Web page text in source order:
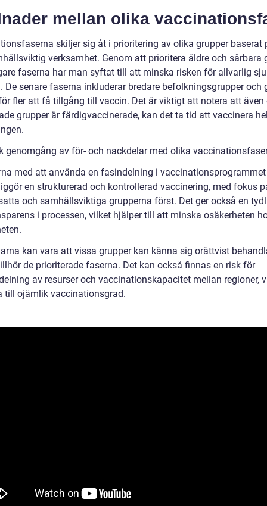
mellan olika
skiljer sig åt i prioritering av olika grupper baserat
verksamhet. Genom att prioritera äldre och sårbara
faserna har man syftat till att minska risken för allvarlig
De senare faserna inkluderar bredare befolkningsgrupper och
fler att få tillgång till vaccin. Det är viktigt att notera att även
grupper är färdigvaccinerade, kan det ta tid att vaccinera
genomgång av för- och nackdelar med olika
med att använda en fasindelning i
en strukturerad och kontrollerad vaccinering, med fokus
och samhällsviktiga grupperna först. Det ger också en
i processen, vilket hjälper till att minska osäkerheten
kan vara att vissa grupper kan känna sig orättvist
de prioriterade faserna. Det kan också finnas en risk för
av resurser och vaccinationskapacitet mellan regioner,
till ojämlik vaccinationsgrad.